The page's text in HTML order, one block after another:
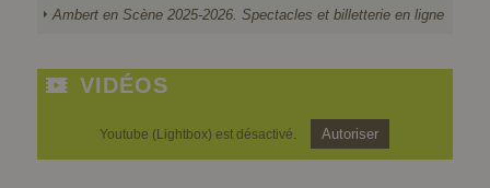
Ambert en Scène 2025-2026. Spectacles et billetterie en ligne
VIDÉOS
Youtube (Lightbox) est désactivé. Autoriser